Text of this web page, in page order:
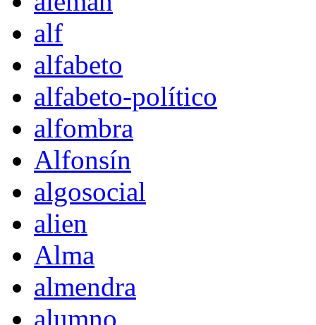
alf
alfabeto
alfabeto-político
alfombra
Alfonsín
algosocial
alien
Alma
almendra
alumno